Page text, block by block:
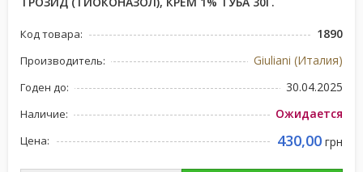
Код товара: 1890
Производитель: Giuliani (Италия)
Годен до: 30.04.2025
Наличие: Ожидается
Цена: 430,00 грн